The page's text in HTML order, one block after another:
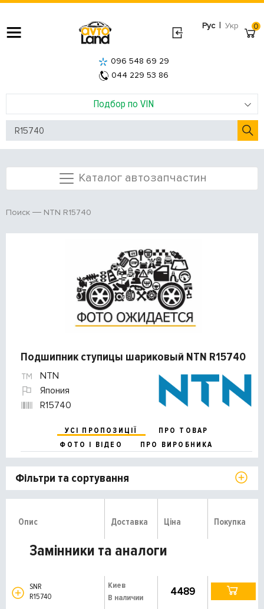
Рус | Укр
Подбор по VIN
096 548 69 29
044 229 53 86
0
Каталог автозапчастин
Поиск NTN R15740
Подшипник ступицы шариковый NTN R15740
NTN
Япония
R15740
УСІ ПРОПОЗИЦІЇ
ПРО ТОВАР
ФОТО І ВІДЕО
ПРО ВИРОБНИКА
Фільтри та сортування
Опис Доставка Ціна Покупка
Замінники та аналоги
SNR
R15740
Киев
В наличии
4489